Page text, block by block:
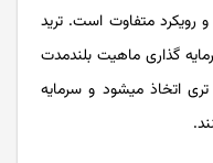
رویکرد متفاوت است. ترید
گذاری ماهیت بلندمدت
تری اتخاذ می­شود و سرمایه